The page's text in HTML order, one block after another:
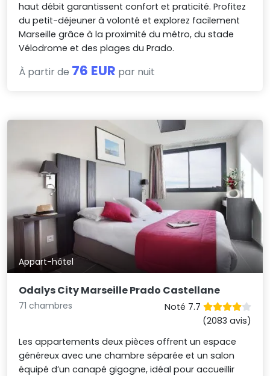
haut débit garantissent confort et praticité. Profitez
du petit-déjeuner à volonté et explorez facilement
Marseille grâce à la proximité du métro, du stade
Vélodrome et des plages du Prado.
À partir de 76 EUR par nuit
Appart-hôtel
Odalys City Marseille Prado Castellane
71 chambres
Noté 7.7
(2083 avis)
Les appartements deux pièces offrent un espace
généreux avec une chambre séparée et un salon
équipé d’un canapé gigogne, idéal pour accueillir